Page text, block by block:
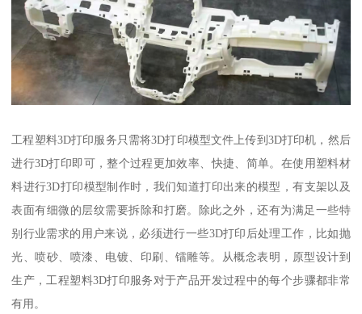
工程塑料3D打印服务只需将3D打印模型文件上传到3D打印机，然后
进行3D打印即可，整个过程更加效率、快捷、简单。在使用塑料材
料进行3D打印模型制作时，我们知道打印出来的模型，有支架以及
表面有细微的层纹需要拆除和打磨。除此之外，还有为满足一些特
别行业需求的用户来说，必须进行一些3D打印后处理工作，比如抛
光、喷砂、喷漆、电镀、印刷、镭雕等。从概念表明，原型设计到
生产，工程塑料3D打印服务对于产品开发过程中的每个步骤都非常
有用。